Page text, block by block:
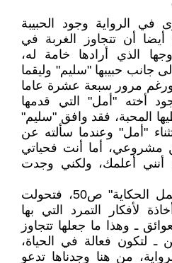
الرواية وجود الحبيبة
أن تتجاوز الغربة في
الذي أرادها خامة له،
جانب حبيبها "سليم" وليقما
مرور سبعة عشرة عاما
أخته "أمل" التي قدمها
المحبة، فقد وافق "سليم"
"أمل" وعندما سألته عن
مشروعي، أما أنت فحياتي
أنني أعلمك، ولكني وجدت
تسرد عواطف للكاتب مجمل الحكاية" ص50، فتحولت
لأفكار التمرد التي بها
ـ وهذا ما جعلها تتجاوز
ـ لتكون فعالة في الحياة،
من هنا وجدناها تدعو